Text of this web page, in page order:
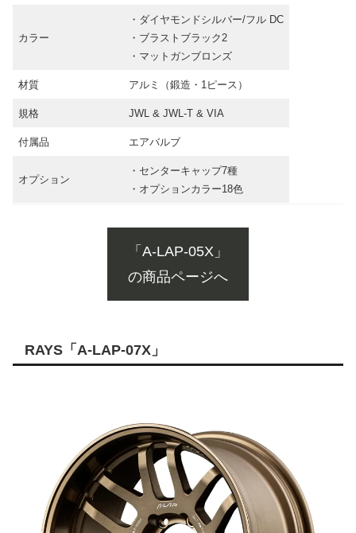
カラー
・ダイヤモンドシルバー/フル DC
・ブラストブラック2
・マットガンブロンズ
材質 アルミ（鍛造・1ピース）
規格 JWL & JWL-T & VIA
付属品 エアバルブ
オプション
・センターキャップ7種
・オプションカラー18色
「A-LAP-05X」
の商品ページへ
RAYS「A-LAP-07X」